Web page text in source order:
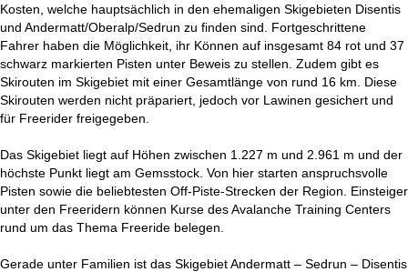
Kosten, welche hauptsächlich in den ehemaligen Skigebieten Disentis
und Andermatt/Oberalp/Sedrun zu finden sind. Fortgeschrittene
Fahrer haben die Möglichkeit, ihr Können auf insgesamt 84 rot und 37
schwarz markierten Pisten unter Beweis zu stellen. Zudem gibt es
Skirouten im Skigebiet mit einer Gesamtlänge von rund 16 km. Diese
Skirouten werden nicht präpariert, jedoch vor Lawinen gesichert und
für Freerider freigegeben.
Das Skigebiet liegt auf Höhen zwischen 1.227 m und 2.961 m und der
höchste Punkt liegt am Gemsstock. Von hier starten anspruchsvolle
Pisten sowie die beliebtesten Off-Piste-Strecken der Region. Einsteiger
unter den Freeridern können Kurse des Avalanche Training Centers
rund um das Thema Freeride belegen.
Gerade unter Familien ist das Skigebiet Andermatt – Sedrun – Disentis